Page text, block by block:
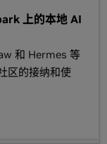
上的本地 AI
和 Hermes 等
区的接纳和使